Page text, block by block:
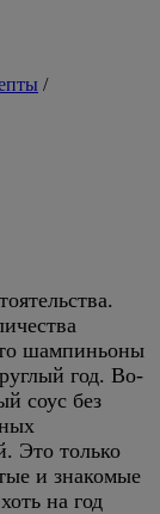
/
шампиньоны
год. Во-
соус без
Это только
и знакомые
на год